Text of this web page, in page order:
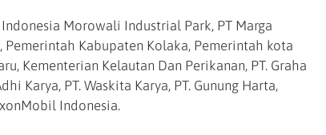
Indonesia Morowali Industrial Park, PT Marga
Pemerintah Kabupaten Kolaka, Pemerintah kota
Kementerian Kelautan Dan Perikanan, PT. Graha
Karya, PT. Waskita Karya, PT. Gunung Harta,
Indonesia.